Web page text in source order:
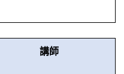
講師